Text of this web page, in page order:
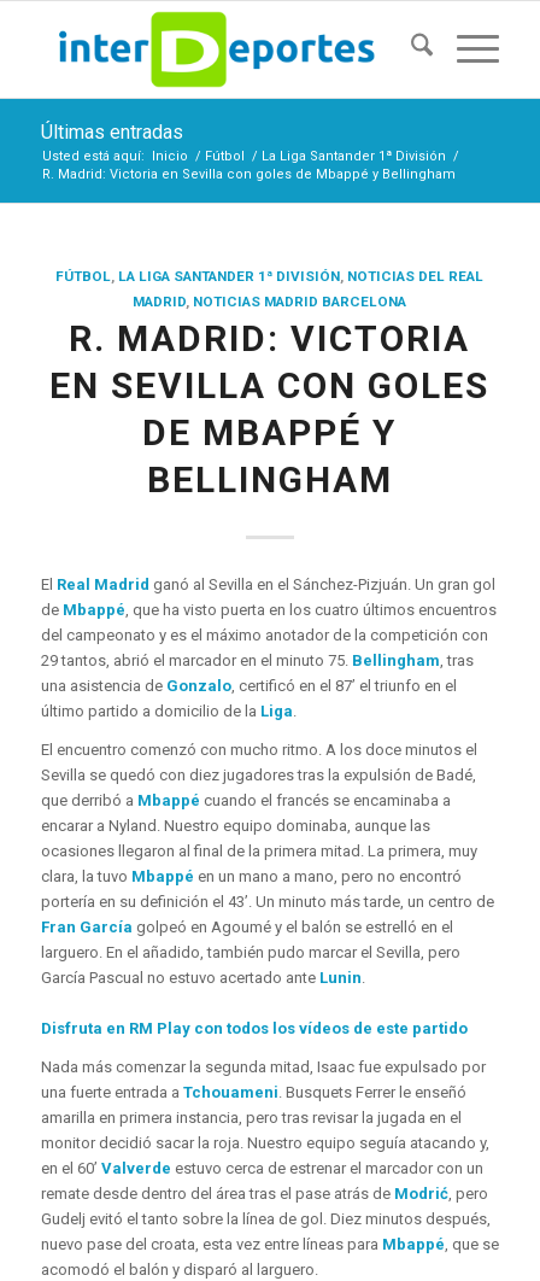
Últimas entradas
Usted está aquí: Inicio / Fútbol / La Liga Santander 1ª División /
R. Madrid: Victoria en Sevilla con goles de Mbappé y Bellingham
FÚTBOL, LA LIGA SANTANDER 1ª DIVISIÓN, NOTICIAS DEL REAL
MADRID, NOTICIAS MADRID BARCELONA
R. MADRID: VICTORIA
EN SEVILLA CON GOLES
DE MBAPPÉ Y
BELLINGHAM
El Real Madrid ganó al Sevilla en el Sánchez-Pizjuán. Un gran gol
de Mbappé, que ha visto puerta en los cuatro últimos encuentros
del campeonato y es el máximo anotador de la competición con
29 tantos, abrió el marcador en el minuto 75. Bellingham, tras
una asistencia de Gonzalo, certificó en el 87’ el triunfo en el
último partido a domicilio de la Liga.
El encuentro comenzó con mucho ritmo. A los doce minutos el
Sevilla se quedó con diez jugadores tras la expulsión de Badé,
que derribó a Mbappé cuando el francés se encaminaba a
encarar a Nyland. Nuestro equipo dominaba, aunque las
ocasiones llegaron al final de la primera mitad. La primera, muy
clara, la tuvo Mbappé en un mano a mano, pero no encontró
portería en su definición el 43’. Un minuto más tarde, un centro de
Fran García golpeó en Agoumé y el balón se estrelló en el
larguero. En el añadido, también pudo marcar el Sevilla, pero
García Pascual no estuvo acertado ante Lunin.
Disfruta en RM Play con todos los vídeos de este partido
Nada más comenzar la segunda mitad, Isaac fue expulsado por
una fuerte entrada a Tchouameni. Busquets Ferrer le enseñó
amarilla en primera instancia, pero tras revisar la jugada en el
monitor decidió sacar la roja. Nuestro equipo seguía atacando y,
en el 60’ Valverde estuvo cerca de estrenar el marcador con un
remate desde dentro del área tras el pase atrás de Modrić, pero
Gudelj evitó el tanto sobre la línea de gol. Diez minutos después,
nuevo pase del croata, esta vez entre líneas para Mbappé, que se
acomodó el balón y disparó al larguero.